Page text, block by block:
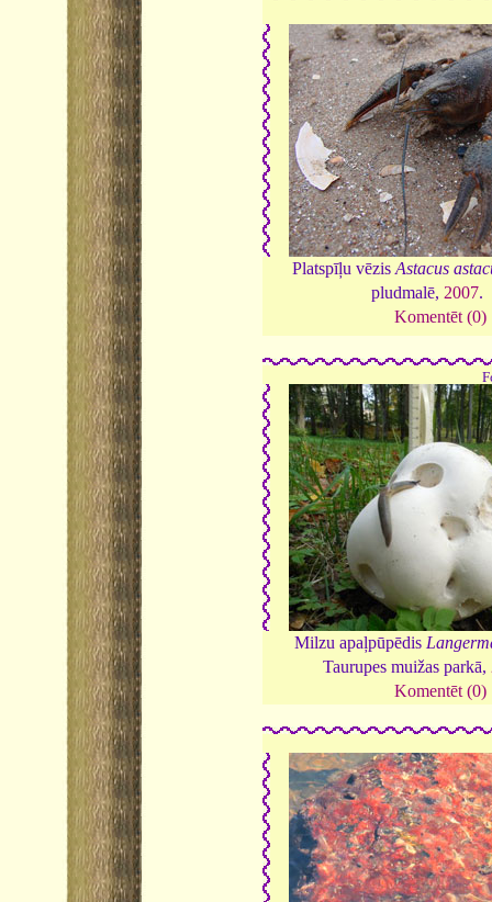
Platspīļu vēzis Astacus
pludmalē, 2007.
Komentēt (0)
Milzu apaļpūpēdis
Taurupes muižas parkā,
Komentēt (0)